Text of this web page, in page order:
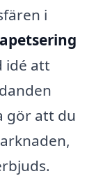
i
idé att
gör att du